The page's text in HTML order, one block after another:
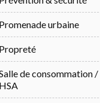
Promenade urbaine
Propreté
de consommation /
HSA